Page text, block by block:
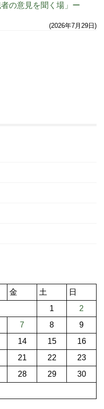
の意見を聞く場」ー
2026年7月29日
金 土
日
1
2
7 8
9
14 15
16
21 22
23
28 29
30